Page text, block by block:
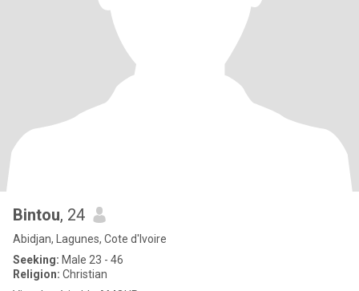
Bintou, 24
Abidjan, Lagunes, Cote d'Ivoire
Seeking: Male 23 - 46
Religion: Christian